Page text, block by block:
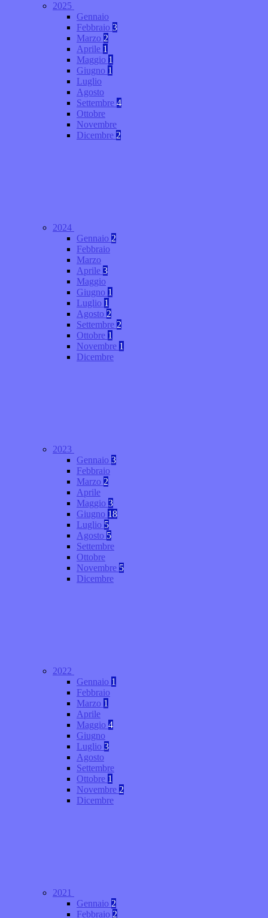
2025
Gennaio
Febbraio 3
Marzo 2
Aprile 1
Maggio 1
Giugno 1
Luglio
Agosto
Settembre 4
Ottobre
Novembre
Dicembre 2
2024
Gennaio 2
Febbraio
Marzo
Aprile 3
Maggio
Giugno 1
Luglio 1
Agosto 2
Settembre 2
Ottobre 1
Novembre 1
Dicembre
2023
Gennaio 3
Febbraio
Marzo 2
Aprile
Maggio 3
Giugno 18
Luglio 5
Agosto 5
Settembre
Ottobre
Novembre 5
Dicembre
2022
Gennaio 1
Febbraio
Marzo 1
Aprile
Maggio 4
Giugno
Luglio 3
Agosto
Settembre
Ottobre 1
Novembre 2
Dicembre
2021
Gennaio 2
Febbraio 2